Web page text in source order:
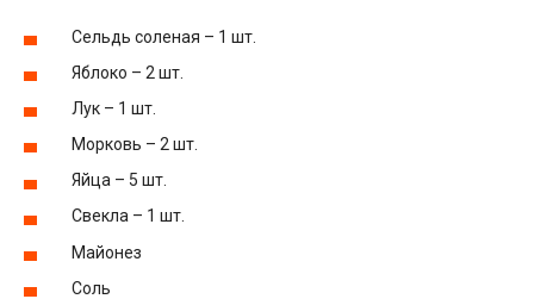
Сельдь соленая – 1 шт.
Яблоко – 2 шт.
Лук – 1 шт.
Морковь – 2 шт.
Яйца – 5 шт.
Свекла – 1 шт.
Майонез
Соль